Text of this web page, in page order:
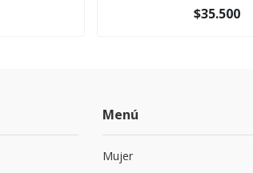
$35.500
Menú
Mujer